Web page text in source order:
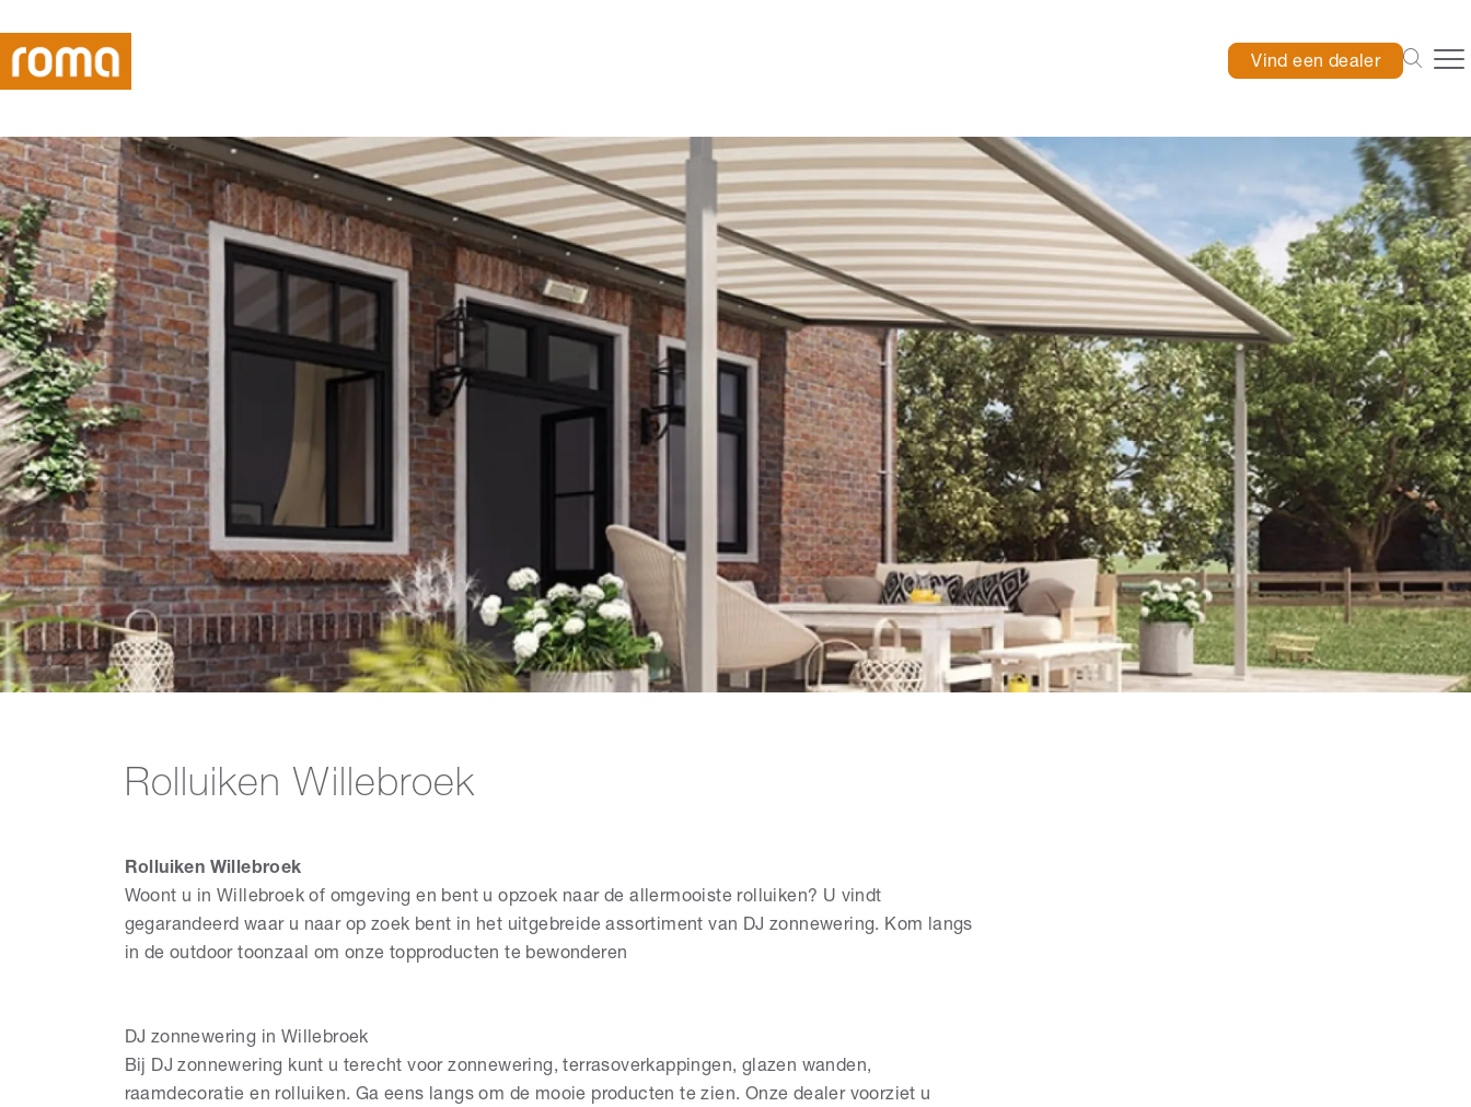
Vind een dealer
Rolluiken Willebroek
Rolluiken Willebroek
Woont u in Willebroek of omgeving en bent u opzoek naar de allermooiste rolluiken? U vindt
gegarandeerd waar u naar op zoek bent in het uitgebreide assortiment van DJ zonnewering. Kom langs
in de outdoor toonzaal om onze topproducten te bewonderen
DJ zonnewering in Willebroek
Bij DJ zonnewering kunt u terecht voor zonnewering, terrasoverkappingen, glazen wanden,
raamdecoratie en rolluiken. Ga eens langs om de mooie producten te zien. Onze dealer voorziet u